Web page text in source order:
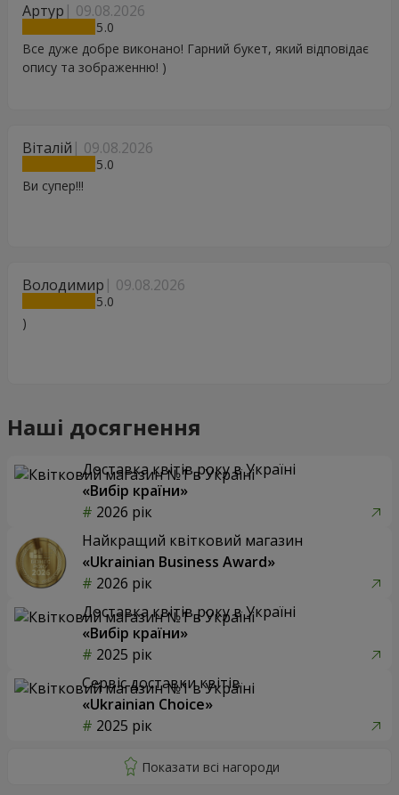
Артур 09.08.2026
5
Все дуже добре виконано! Гарний букет, який відповідає
опису та зображенню! )
Віталій 09.08.2026
5
Ви супер!!!
Володимир 09.08.2026
5
)
Наші досягнення
Доставка квітів року в Україні
«Вибір країни»
2026 рік
Найкращий квітковий магазин
«Ukrainian Business Award»
2026 рік
Доставка квітів року в Україні
«Вибір країни»
2025 рік
Сервіс доставки квітів
«Ukrainian Choice»
2025 рік